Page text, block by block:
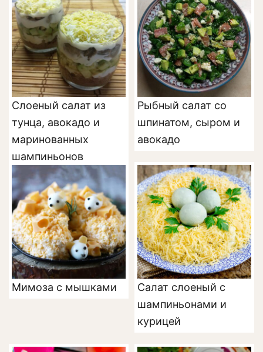
Слоеный салат из
тунца, авокадо и
маринованных
шампиньонов
Рыбный салат со
шпинатом, сыром и
авокадо
Мимоза с мышками
Салат слоеный с
шампиньонами и
курицей